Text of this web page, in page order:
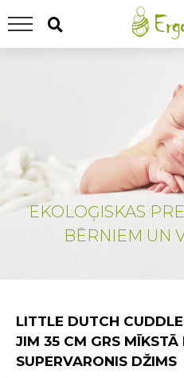
EKOLOĢISKAS
BĒRNIEM UN
LITTLE DUTCH
JIM 35 CM GRS MĪKSTĀ
SUPERVARONIS DŽIMS